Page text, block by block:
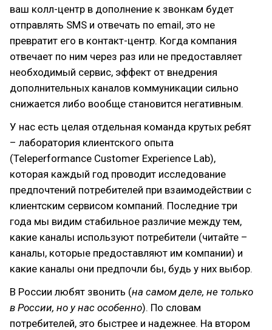
ваш колл-центр в дополнение к звонкам будет
отправлять SMS и отвечать по email, это не
превратит его в контакт-центр. Когда компания
отвечает по ним через раз или не предоставляет
необходимый сервис, эффект от внедрения
дополнительных каналов коммуникации сильно
снижается либо вообще становится негативным.
У нас есть целая отдельная команда крутых ребят
– лаборатория клиентского опыта
(Teleperformance Customer Experience Lab),
которая каждый год проводит исследование
предпочтений потребителей при взаимодействии с
клиентским сервисом компаний. Последние три
года мы видим стабильное различие между тем,
какие каналы используют потребители (читайте –
каналы, которые предоставляют им компании) и
какие каналы они предпочли бы, будь у них выбор.
В России любят звонить (на самом деле, не только
в России, но у нас особенно). По словам
потребителей, это быстрее и надежнее. На втором